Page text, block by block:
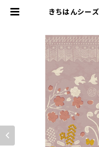
きちはんシー